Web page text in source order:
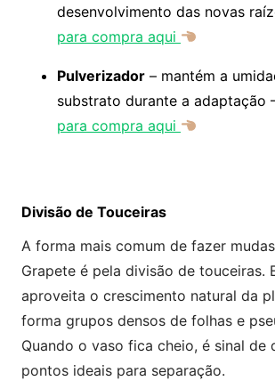
desenvolvimento das novas
para compra aqui
Pulverizador – mantém a
substrato durante a adaptação
para compra aqui
Divisão de Touceiras
A forma mais comum de fazer
Grapete é pela divisão de touceiras.
aproveita o crescimento natural da
forma grupos densos de folhas e
Quando o vaso fica cheio, é sinal de
pontos ideais para separação.